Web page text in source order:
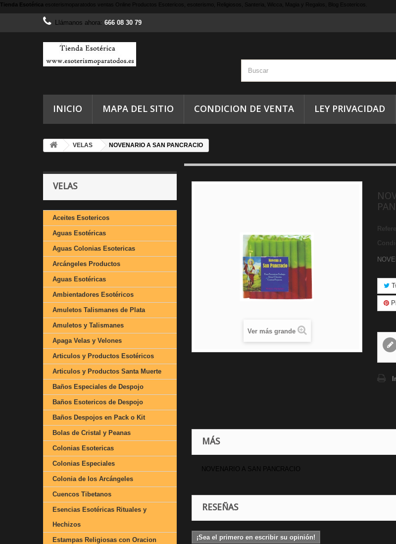
Tienda Esotérica esoterismoparatodos ventas Online Productos Esotericos, esoterismo, Religiosos, Santeria, Wicca, Magia y Regalos, Blog Esotericos.
Llámanos ahora: 666 08 30 79
INICIO MAPA DEL SITIO CONDICION DE VENTA LEY PRIVACIDAD
VELAS NOVENARIO A SAN PANCRACIO
VELAS
Aceites Esotericos
Aguas Esotéricas
Aguas Colonias Esotericas
Arcángeles Productos
Aguas Esotéricas
Ambientadores Esotéricos
Amuletos Talismanes de Plata
Amuletos y Talismanes
Apaga Velas y Velones
Articulos y Productos Esotéricos
Articulos y Productos Santa Muerte
Baños Especiales de Despojo
Baños Esotericos de Despojo
Baños Despojos en Pack o Kit
Bolas de Cristal y Peanas
Colonias Esotericas
Colonias Especiales
Colonia de los Arcángeles
Cuencos Tibetanos
Esencias Esotéricas Rituales y
Hechizos
Estampas Religiosas con Oracion
Ver más grande
MÁS
NOVENARIO A SAN PANCRACIO
RESEÑAS
¡Sea el primero en escribir su opinión!